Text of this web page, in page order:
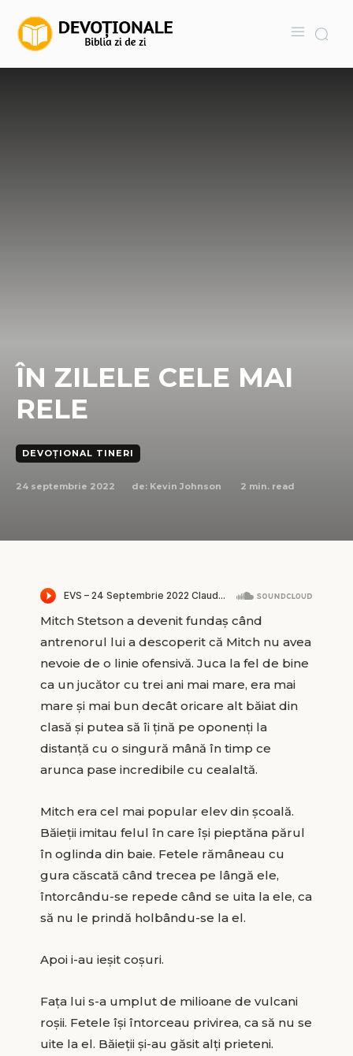
ÎN ZILELE CELE MAI
RELE
DEVOȚIONAL TINERI
24 septembrie 2022 de: Kevin Johnson 2 min. read
Mitch Stetson a devenit fundaș când
antrenorul lui a descoperit că Mitch nu avea
nevoie de o linie ofensivă. Juca la fel de bine
ca un jucător cu trei ani mai mare, era mai
mare și mai bun decât oricare alt băiat din
clasă și putea să îi țină pe oponenți la
distanță cu o singură mână în timp ce
arunca pase incredibile cu cealaltă.
Mitch era cel mai popular elev din școală.
Băieții imitau felul în care își pieptăna părul
în oglinda din baie. Fetele rămâneau cu
gura căscată când trecea pe lângă ele,
întorcându-se repede când se uita la ele, ca
să nu le prindă holbându-se la el.
Apoi i-au ieșit coșuri.
Fața lui s-a umplut de milioane de vulcani
roșii. Fetele își întorceau privirea, ca să nu se
uite la el. Băieții și-au găsit alți prieteni.